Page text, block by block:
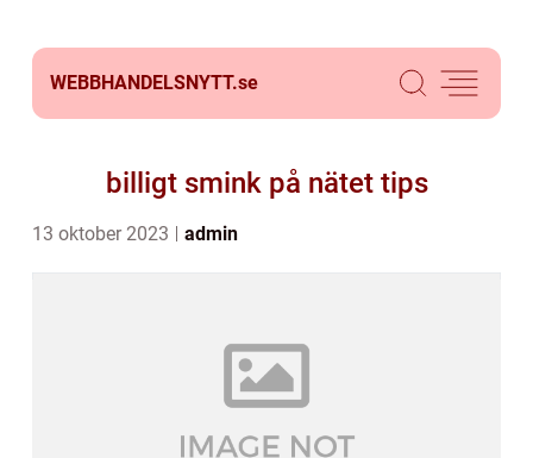
WEBBHANDELSNYTT.se
billigt smink på nätet tips
13 oktober 2023 admin